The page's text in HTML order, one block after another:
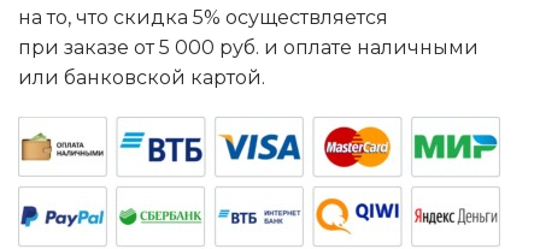
на то, что скидка 5% осуществляется
при заказе от 5 000 руб. и оплате наличными
или банковской картой.